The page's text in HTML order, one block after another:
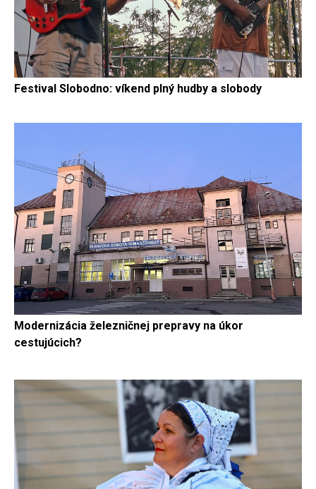
Festival Slobodno: víkend plný hudby a slobody
Modernizácia železničnej prepravy na úkor
cestujúcich?